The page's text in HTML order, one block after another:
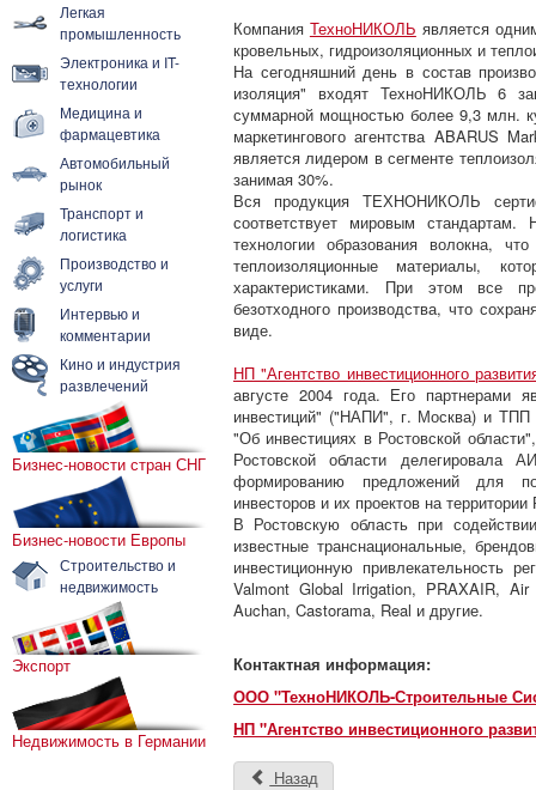
Легкая
промышленность
Электроника и IT-
технологии
Медицина и
фармацевтика
Автомобильный
рынок
Транспорт и
логистика
Производство и
услуги
Интервью и
комментарии
Кино и индустрия
развлечений
Бизнес-новости стран СНГ
Бизнес-новости Европы
Строительство и
недвижимость
Экспорт
Недвижимость в Германии
Компания ТехноНИКОЛЬ является
кровельных, гидроизоляционных и
На сегодняшний день в состав
изоляция" входят ТехноНИКОЛЬ 6
суммарной мощностью более 9,3 млн.
маркетингового агентства ABARUS
является лидером в сегменте
занимая 30%.
Вся продукция ТЕХНОНИКОЛЬ
соответствует мировым
технологии образования волокна,
теплоизоляционные материалы,
характеристиками. При этом все
безотходного производства, что
виде.
НП "Агентство инвестиционного
августе 2004 года. Его партнерами
инвестиций" ("НАПИ", г. Москва) и ТПП
"Об инвестициях в Ростовской
Ростовской области делегировала
формированию предложений для
инвесторов и их проектов на территории
В Ростовскую область при
известные транснациональные,
инвестиционную привлекательность
Valmont Global Irrigation, PRAXAIR,
Auchan, Castorama, Real и другие.
Контактная информация:
ООО "ТехноНИКОЛЬ-Строительные
НП "Агентство инвестиционного
Назад